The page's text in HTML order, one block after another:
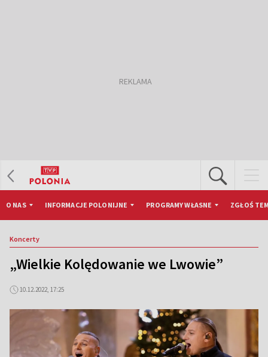
O NAS INFORMACJE POLONIJNE PROGRAMY WŁASNE ZGŁOŚ
Koncerty
„Wielkie Kolędowanie we Lwowie”
10.12.2022, 17:25